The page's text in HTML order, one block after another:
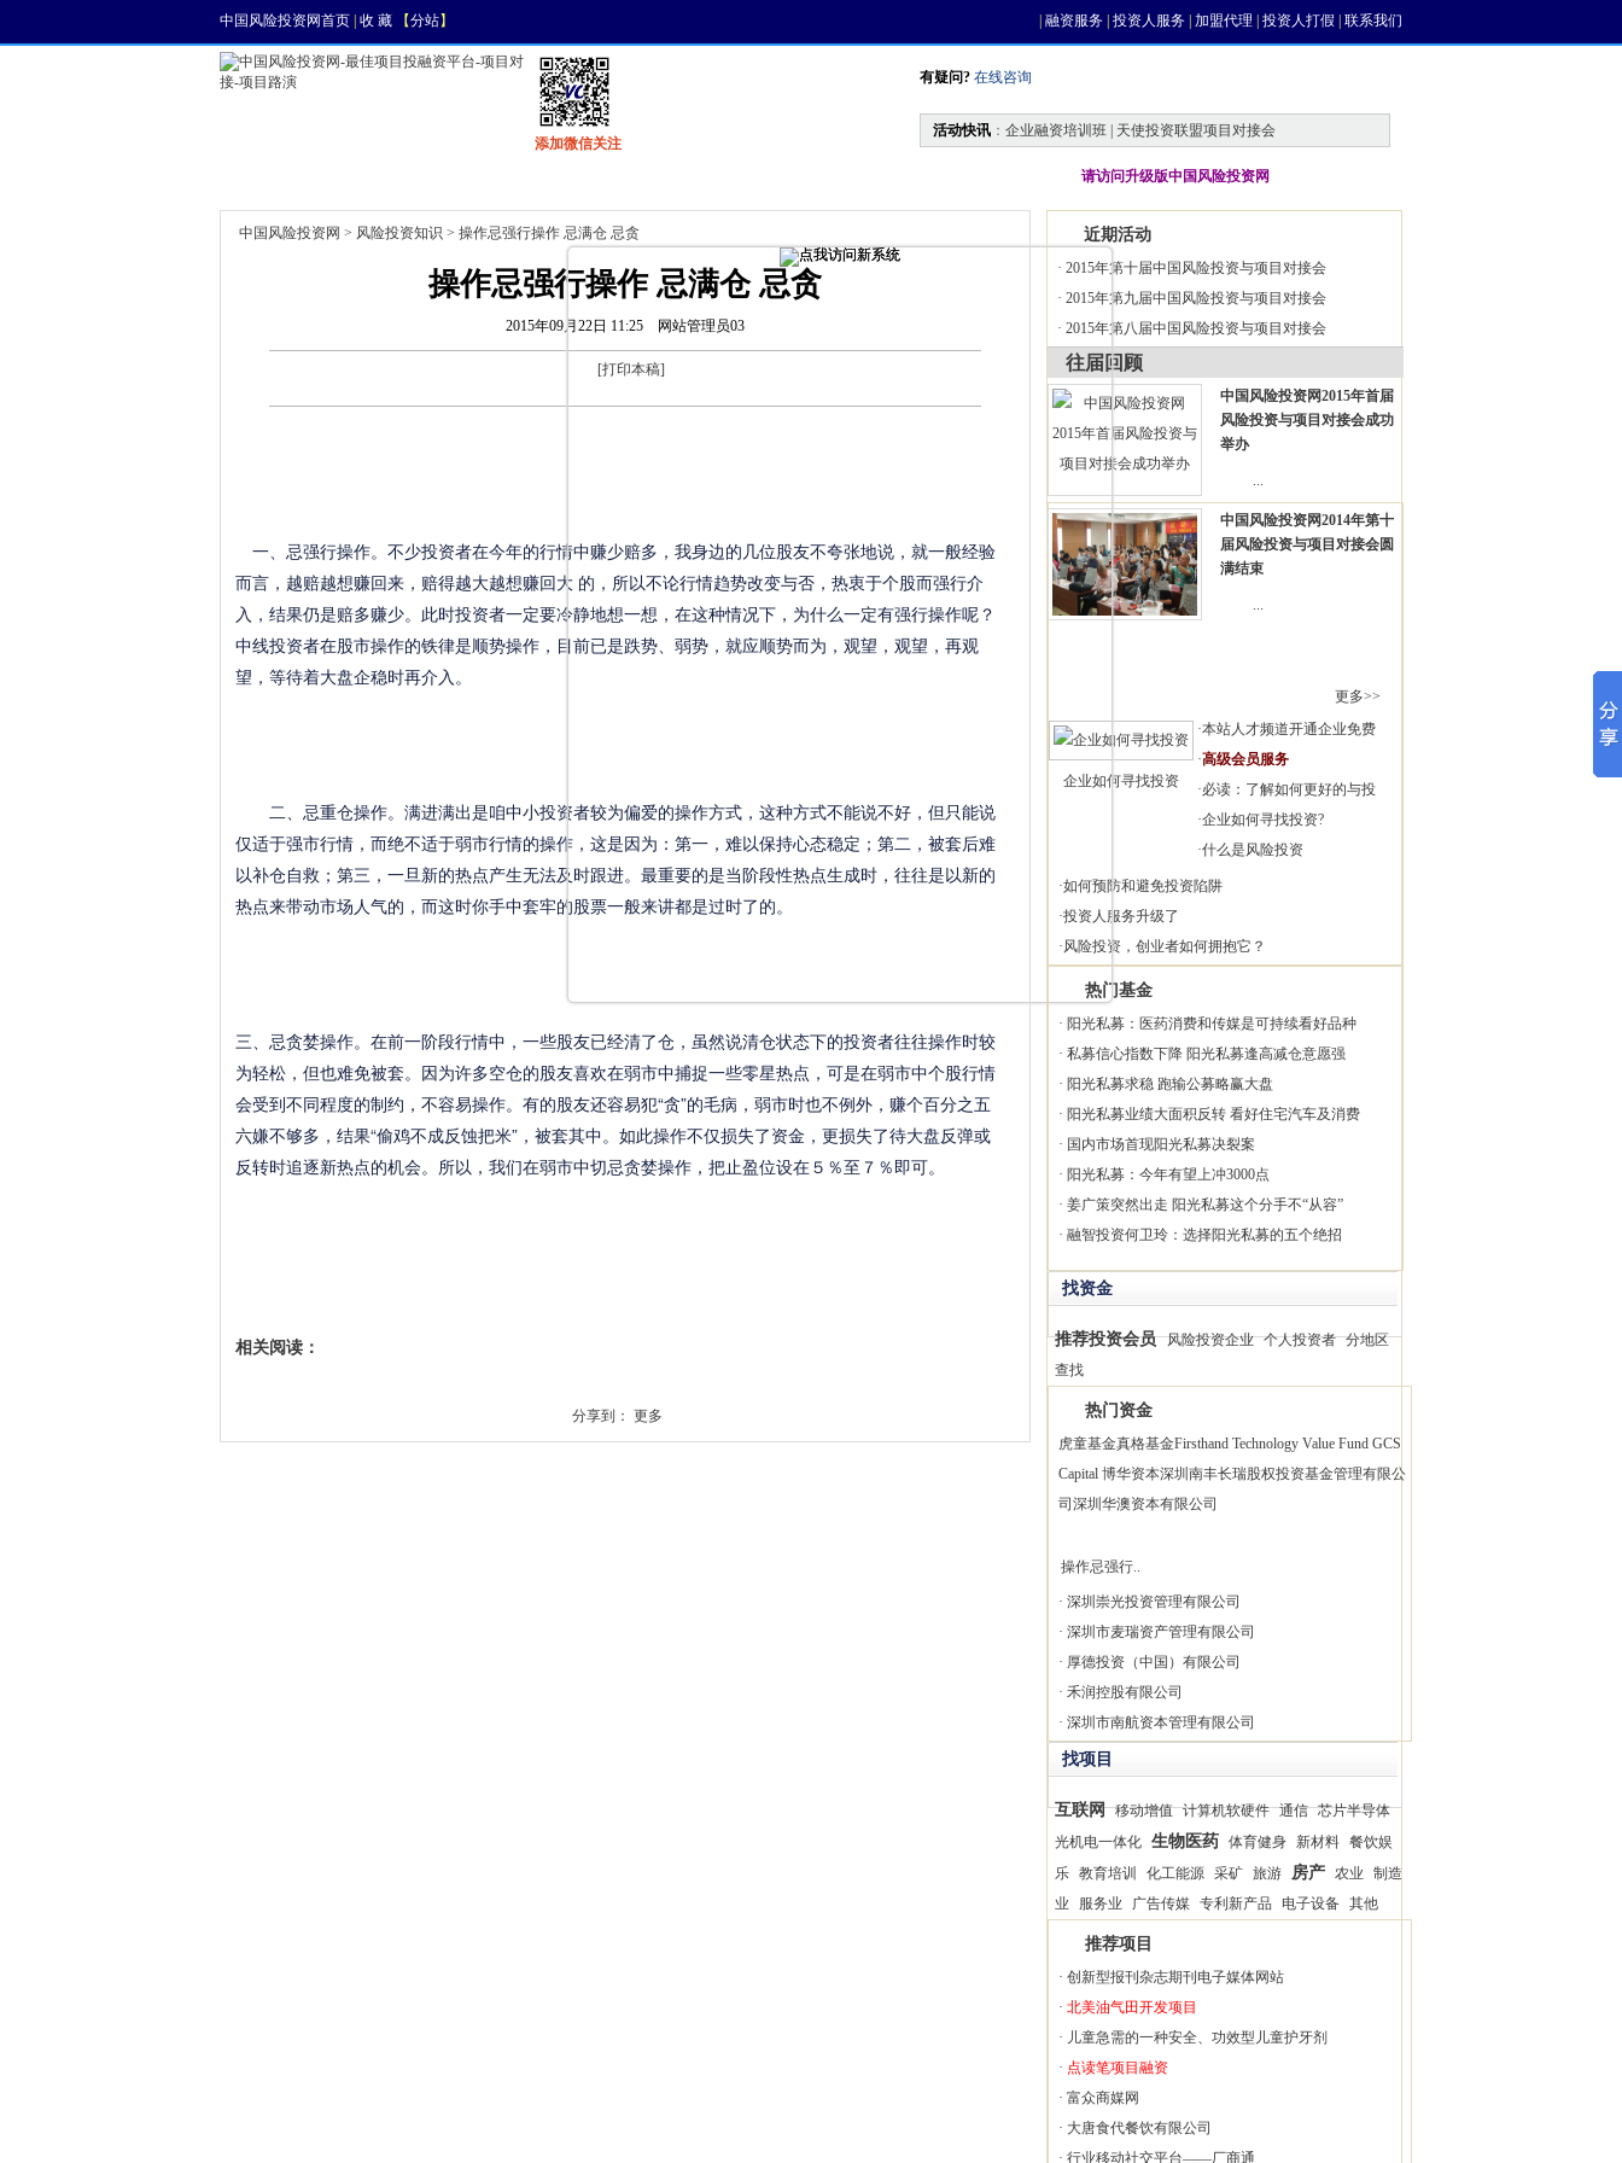
中国风险投资网首页 收 藏 【分站】 融资服务 投资人服务 加盟代理 投资人打假 联系我们
添加微信关注
有疑问? 在线咨询
活动快讯 ： 企业融资培训班 | 天使投资联盟项目对接会
请访问升级版中国风险投资网
中国风险投资网 > 风险投资知识 > 操作忌强行操作 忌满仓 忌贪
操作忌强行操作 忌满仓 忌贪
2015年09月22日 11:25 网站管理员03
[打印本稿]
一、忌强行操作。不少投资者在今年的行情中赚少赔多，我身边的几位股友不夸张地说，就一般经验
而言，越赔越想赚回来，赔得越大越想赚回大 的，所以不论行情趋势改变与否，热衷于个股而强行介
入，结果仍是赔多赚少。此时投资者一定要冷静地想一想，在这种情况下，为什么一定有强行操作呢？
中线投资者在股市操作的铁律是顺势操作，目前已是跌势、弱势，就应顺势而为，观望，观望，再观
望，等待着大盘企稳时再介入。
二、忌重仓操作。满进满出是咱中小投资者较为偏爱的操作方式，这种方式不能说不好，但只能说
仅适于强市行情，而绝不适于弱市行情的操作，这是因为：第一，难以保持心态稳定；第二，被套后难
以补仓自救；第三，一旦新的热点产生无法及时跟进。最重要的是当阶段性热点生成时，往往是以新的
热点来带动市场人气的，而这时你手中套牢的股票一般来讲都是过时了的。
三、忌贪婪操作。在前一阶段行情中，一些股友已经清了仓，虽然说清仓状态下的投资者往往操作时较
为轻松，但也难免被套。因为许多空仓的股友喜欢在弱市中捕捉一些零星热点，可是在弱市中个股行情
会受到不同程度的制约，不容易操作。有的股友还容易犯“贪”的毛病，弱市时也不例外，赚个百分之五
六嫌不够多，结果“偷鸡不成反蚀把米”，被套其中。如此操作不仅损失了资金，更损失了待大盘反弹或
反转时追逐新热点的机会。所以，我们在弱市中切忌贪婪操作，把止盈位设在５％至７％即可。
相关阅读：
分享到： 更多
近期活动
· 2015年第十届中国风险投资与项目对接会
· 2015年第九届中国风险投资与项目对接会
· 2015年第八届中国风险投资与项目对接会
往届回顾
中国风险投资网2015年首届
风险投资与项目对接会成功
举办
...
中国风险投资网2014年第十
届风险投资与项目对接会圆
满结束
...
更多>>
企业如何寻找投资
·本站人才频道开通企业免费
·高级会员服务
·必读：了解如何更好的与投
·企业如何寻找投资?
·什么是风险投资
·如何预防和避免投资陷阱
·投资人服务升级了
·风险投资，创业者如何拥抱它？
热门基金
· 阳光私募：医药消费和传媒是可持续看好品种
· 私募信心指数下降 阳光私募逢高减仓意愿强
· 阳光私募求稳 跑输公募略赢大盘
· 阳光私募业绩大面积反转 看好住宅汽车及消费
· 国内市场首现阳光私募决裂案
· 阳光私募：今年有望上冲3000点
· 姜广策突然出走 阳光私募这个分手不“从容”
· 融智投资何卫玲：选择阳光私募的五个绝招
找资金
推荐投资会员 风险投资企业 个人投资者 分地区
查找
热门资金
虎童基金真格基金Firsthand Technology Value Fund GCS
Capital 博华资本深圳南丰长瑞股权投资基金管理有限公
司 深圳华澳资本有限公司
操作忌强行..
· 深圳崇光投资管理有限公司
· 深圳市麦瑞资产管理有限公司
· 厚德投资（中国）有限公司
· 禾润控股有限公司
· 深圳市南航资本管理有限公司
找项目
互联网 移动增值 计算机软硬件 通信 芯片半导体
光机电一体化 生物医药 体育健身 新材料 餐饮娱
乐 教育培训 化工能源 采矿 旅游 房产 农业
制造
业
服务业 广告传媒 专利新产品 电子设备 其他
推荐项目
· 创新型报刊杂志期刊电子媒体网站
· 北美油气田开发项目
· 儿童急需的一种安全、功效型儿童护牙剂
· 点读笔项目融资
· 富众商媒网
· 大唐食代餐饮有限公司
· 行业移动社交平台——厂商通